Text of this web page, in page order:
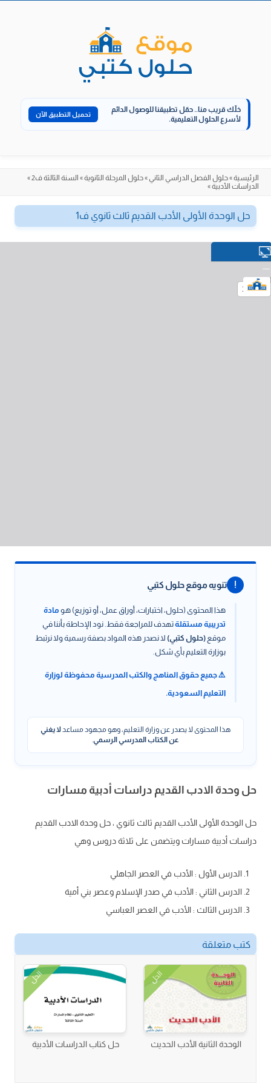
خلّك قريب منا.. حمّل تطبيقنا للوصول الدائم
لأسرع الحلول التعليمية.
تحميل التطبيق الآن
الرئيسية»حلول الفصل الدراسي الثاني»حلول المرحلة الثانوية» السنة الثالثة ف2 »
الدراسات الأدبية»
حل الوحدة الأولى الأدب القديم ثالث ثانوي ف1
! تنويه موقع حلول كتبي
هذا المحتوى (حلول، اختبارات، أوراق عمل، أو توزيع) هو مادة
تدريبية مستقلةتهدف للمراجعة فقط. نود الإحاطة بأننا في
موقع (حلول كتبي) لا نصدر هذه المواد بصفة رسمية ولا نرتبط
بوزارة التعليم بأي شكل.
⚠️ جميع حقوق المناهج والكتب المدرسية محفوظة لوزارة
التعليم السعودية.
هذا المحتوى لا يصدر عن وزارة التعليم، وهو مجهود مساعدلا يغني
عن الكتاب المدرسي الرسمي.
حل وحدة الادب القديم دراسات أدبية مسارات
حل الوحدة الأولى الأدب القديم ثالث ثانوي ، حل وحدة الادب القديم
دراسات أدبية مسارات ويتضمن على ثلاثة دروس وهي
الدرس الأول : الأدب في العصر الجاهلي
الدرس الثاني : الأدب في صدر الإسلام وعصر بني أمية
الدرس الثالث : الأدب في العصر العباسي
كتب متعلقة
الحل
الوحدة الثانية الأدب الحديث
الحل
حل كتاب الدراسات الأدبية